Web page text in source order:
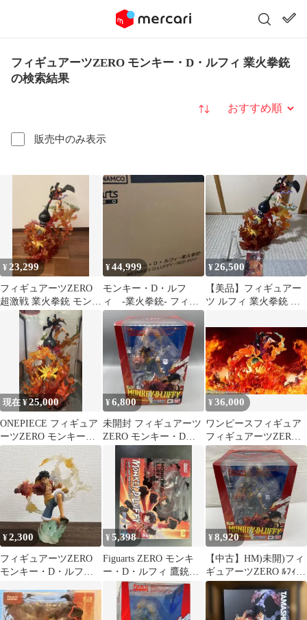
フィギュアーツZERO モンキー・D・ルフィ 業火拳銃
の検索結果
販売中のみ表示
並び替え
¥ 23,299
フィギュアーツZERO
超激戦 業火拳銃 モンキ
ー D ルフィ ワンピース
¥44,999
モンキー・D・ルフ
ィ -業火拳銃- フィギ
ュアーツZERO
¥26,500
【美品】フィギュアー
ツ ルフィ 業火拳銃 レ
現在 ¥25,000
ONEPIECE フィギュア
ーツZERO モンキー・
D・ルフィ -業火拳銃-
¥6,800
未開封 フィギュアーツ
ZERO モンキー・D・
ルフィ ゴムゴムの火拳
¥36,000
ワンピースフィギュア
フィギュアーツZERO
超激戦 業火拳銃 ルフィ
¥2,300
フィギュアーツZERO
モンキー・D・ルフィ
¥5,398
Figuarts ZERO モンキ
ー・D・ルフィ 鷹銃乱
¥8,920
【中古】HM)未開)フィ
ギュアーツZERO ﾙﾌｨ
Battle[火拳銃[91]